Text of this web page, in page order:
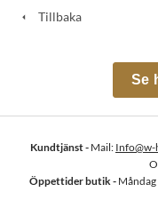
Tillbaka
Se
Kundtjänst - Mail: Info@w-
Öppettider butik -